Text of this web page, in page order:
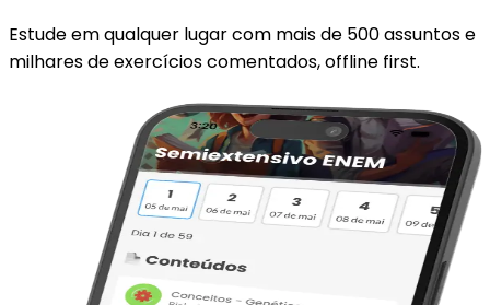
Estude em qualquer lugar com mais de 500 assuntos e
milhares de exercícios comentados, offline first.